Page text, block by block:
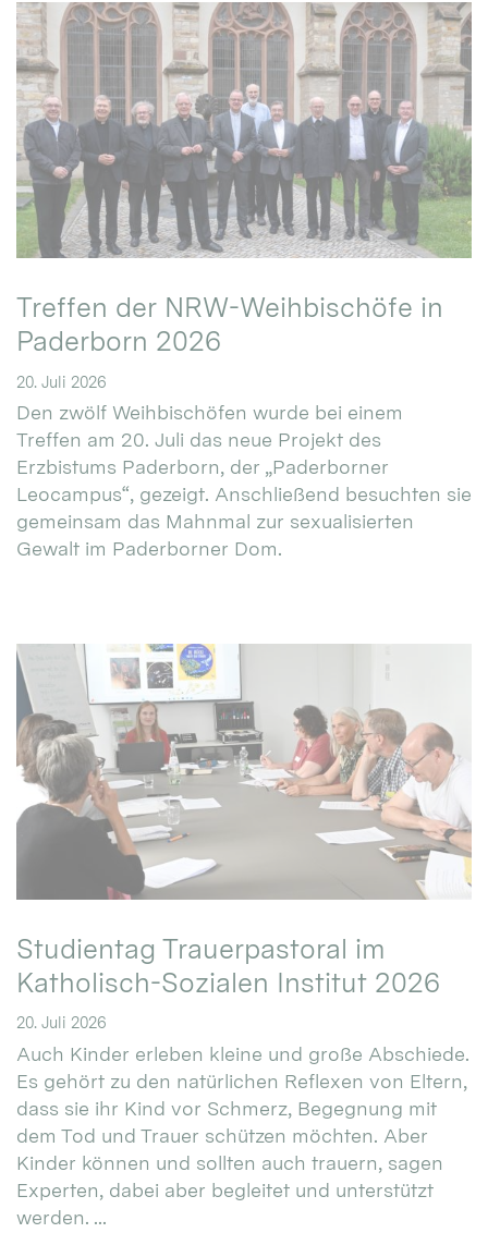
Treffen der NRW-Weihbischöfe in
Paderborn 2026
20. Juli 2026
Den zwölf Weihbischöfen wurde bei einem
Treffen am 20. Juli das neue Projekt des
Erzbistums Paderborn, der „Paderborner
Leocampus“, gezeigt. Anschließend besuchten sie
gemeinsam das Mahnmal zur sexualisierten
Gewalt im Paderborner Dom.
Studientag Trauerpastoral im
Katholisch-Sozialen Institut 2026
20. Juli 2026
Auch Kinder erleben kleine und große Abschiede.
Es gehört zu den natürlichen Reflexen von Eltern,
dass sie ihr Kind vor Schmerz, Begegnung mit
dem Tod und Trauer schützen möchten. Aber
Kinder können und sollten auch trauern, sagen
Experten, dabei aber begleitet und unterstützt
werden. ...